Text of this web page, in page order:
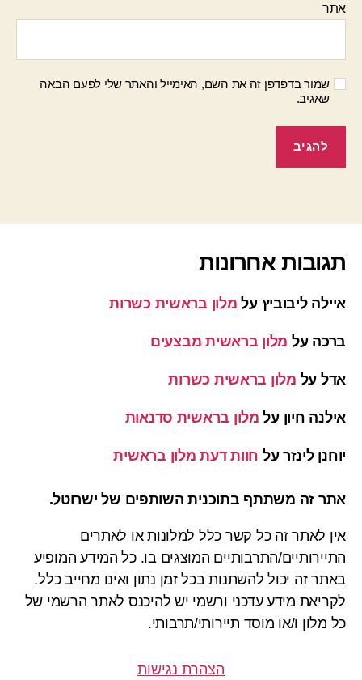
אתר
שמור בדפדפן זה את השם, האימייל והאתר שלי לפעם הבאה
שאגיב.
תגובות אחרונות
איילה ליבוביץ על מלון בראשית כשרות
ברכה על מלון בראשית מבצעים
אדל על מלון בראשית כשרות
אילנה חיון על מלון בראשית סדנאות
יוחנן לינזר על חוות דעת מלון בראשית
אתר זה משתתף בתוכנית השותפים של ישרוטל.
אין לאתר זה כל קשר כלל למלונות או לאתרים
התיירותיים/התרבותיים המוצגים בו. כל המידע המופיע
באתר זה יכול להשתנות בכל זמן נתון ואינו מחייב כלל.
לקריאת מידע עדכני ורשמי יש להיכנס לאתר הרשמי של
כל מלון ו/או מוסד תיירותי/תרבותי.
הצהרת נגישות